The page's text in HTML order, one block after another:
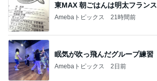
東MAX 朝ごはんは明太フランス
Amebaトピックス 21時間前
眠気が吹っ飛んだグループ練習
Amebaトピックス 2日前